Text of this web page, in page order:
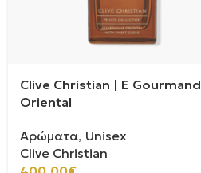
Clive Christian | E Gourmand
Oriental
Αρώματα, Unisex
Clive Christian